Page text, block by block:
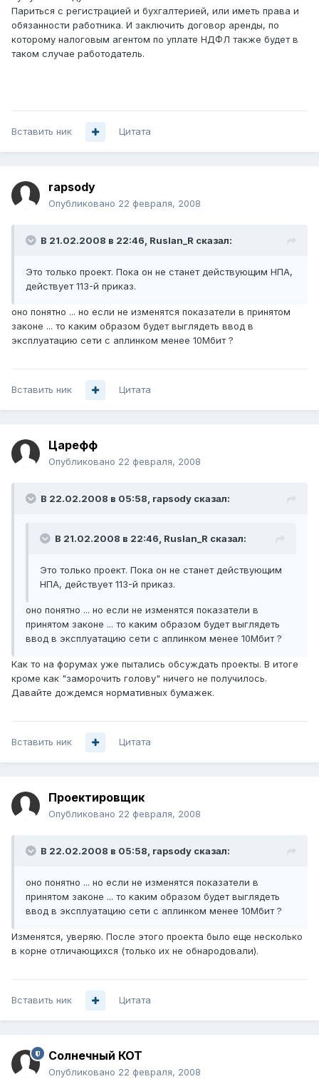
Париться с регистрацией и бухгалтерией, или иметь права и
обязанности работника. И заключить договор аренды, по
которому налоговым агентом по уплате НДФЛ также будет в
таком случае работодатель.
Вставить ник Цитата
rapsody
Опубликовано 22 февраля, 2008
В 21.02.2008 в 22:46, Ruslan_R сказал:
Это только проект. Пока он не станет действующим НПА,
действует 113-й приказ.
оно понятно ... но если не изменятся показатели в принятом
законе ... то каким образом будет выглядеть ввод в
эксплуатацию сети с аплинком менее 10Мбит ?
Вставить ник Цитата
Царефф
Опубликовано 22 февраля, 2008
В 22.02.2008 в 05:58, rapsody сказал:
В 21.02.2008 в 22:46, Ruslan_R сказал:
Это только проект. Пока он не станет действующим
НПА, действует 113-й приказ.
оно понятно ... но если не изменятся показатели в
принятом законе ... то каким образом будет выглядеть
ввод в эксплуатацию сети с аплинком менее 10Мбит ?
Как то на форумах уже пытались обсуждать проекты. В итоге
кроме как "заморочить голову" ничего не получилось.
Давайте дождемся нормативных бумажек.
Вставить ник Цитата
Проектировщик
Опубликовано 22 февраля, 2008
В 22.02.2008 в 05:58, rapsody сказал:
оно понятно ... но если не изменятся показатели в
принятом законе ... то каким образом будет выглядеть
ввод в эксплуатацию сети с аплинком менее 10Мбит ?
Изменятся, уверяю. После этого проекта было еще несколько
в корне отличающихся (только их не обнародовали).
Вставить ник Цитата
Солнечный КОТ
Опубликовано 22 февраля, 2008